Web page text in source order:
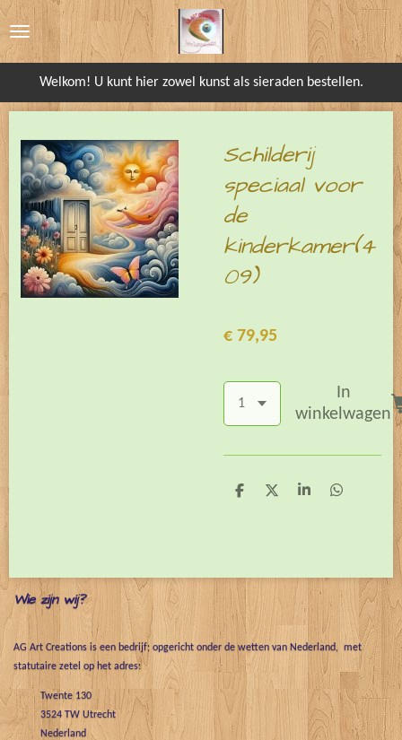
direct
Welkom! U kunt hier zowel kunst als sieraden bestellen.
Schilderij
speciaal voor
de
kinderkamer(4
09)
€ 79,95
In
winkelwagen
D
D
S
D
Wie zijn wij?
AG Art Creations is een bedrijf; opgericht onder de wetten van Nederland, met
statutaire zetel op het adres:
Twente 130
3524 TW Utrecht
Nederland